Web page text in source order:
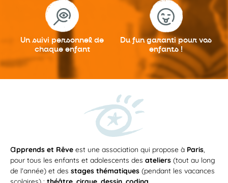
Un suivi personnel de
chaque enfant
Du fun garantipour vos
enfants !
apprends et Rêve est une association qui propose à Paris,
pour tous les enfants et adolescents des ateliers (tout au long
de l'année) et des stages thématiques (pendant les vacances